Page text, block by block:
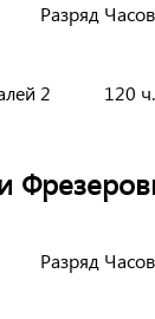
Разряд Часов
2 120 ч.
Разряд Часов